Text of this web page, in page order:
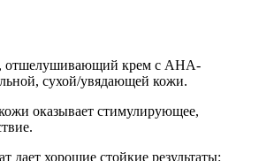
отшелушивающий крем с АНА-
сухой/увядающей кожи.
оказывает стимулирующее,
дает хорошие стойкие результаты: